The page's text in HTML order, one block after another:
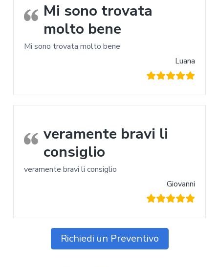
Mi sono trovata
molto bene
Mi sono trovata molto bene
Luana
veramente bravi li
consiglio
veramente bravi li consiglio
Giovanni
Richiedi un Preventivo